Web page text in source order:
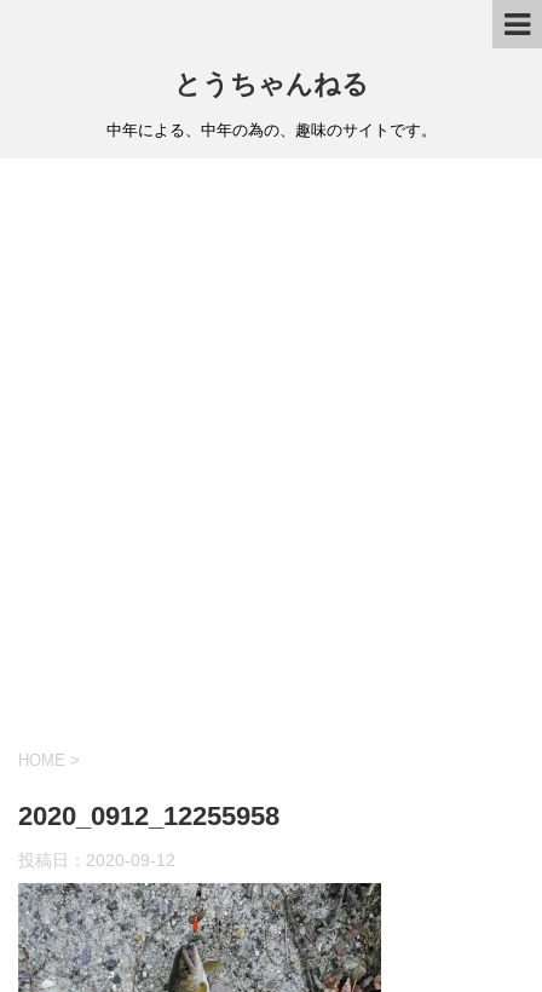
とうちゃんねる
中年による、中年の為の、趣味のサイトです。
HOME >
2020_0912_12255958
投稿日： 2020-09-12